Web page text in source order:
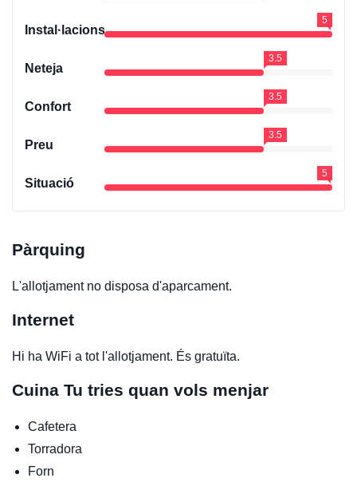
Instal·lacions
5
Neteja
3.5
Confort
3.5
Preu
3.5
Situació
5
Pàrquing
L'allotjament no disposa d'aparcament.
Internet
Hi ha WiFi a tot l'allotjament. És gratuïta.
Cuina Tu tries quan vols menjar
Cafetera
Torradora
Forn